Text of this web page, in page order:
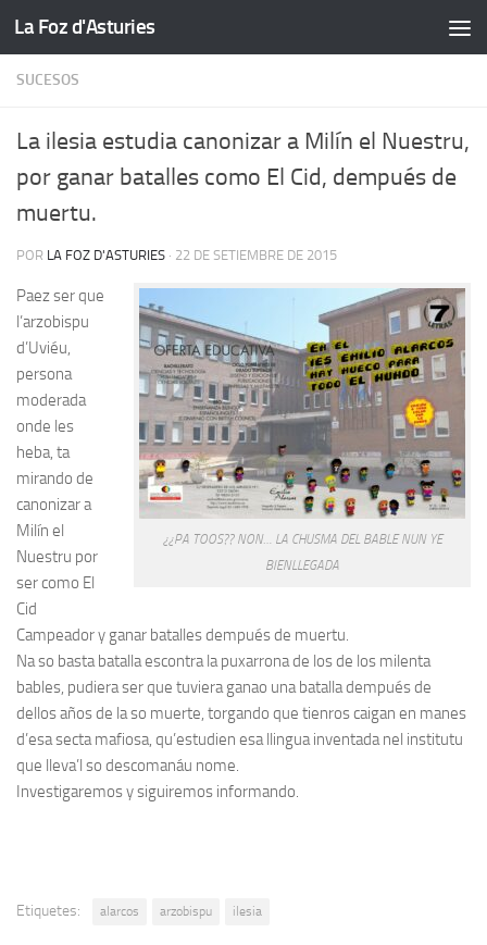
Skip to content
La Foz d'Asturies
SUCESOS
La ilesia estudia canonizar a Milín el Nuestru,
por ganar batalles como El Cid, dempués de
muertu.
POR LA FOZ D'ASTURIES · 22 DE SETIEMBRE DE 2015
¿¿PA TOOS?? NON… LA CHUSMA DEL BABLE NUN YE
BIENLLEGADA
Paez ser que
l’arzobispu
d’Uviéu,
persona
moderada
onde les
heba, ta
mirando de
canonizar a
Milín el
Nuestru por
ser como El
Cid
Campeador y ganar batalles dempués de muertu.
Na so basta batalla escontra la puxarrona de los de los milenta
bables, pudiera ser que tuviera ganao una batalla dempués de
dellos años de la so muerte, torgando que tienros caigan en manes
d’esa secta mafiosa, qu’estudien esa llingua inventada nel institutu
que lleva’l so descomanáu nome.
Investigaremos y siguiremos informando.
Etiquetes: alarcos arzobispu ilesia